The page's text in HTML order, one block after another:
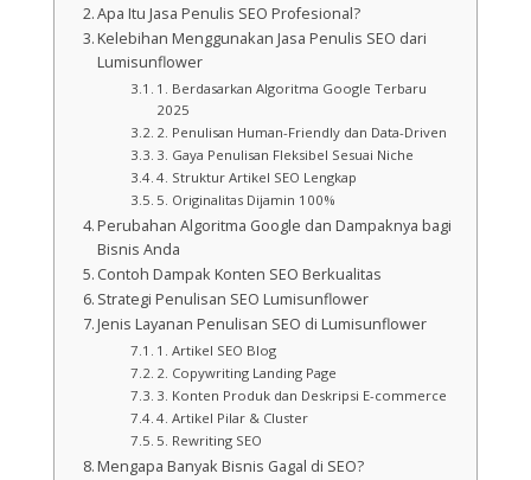
Apa Itu Jasa Penulis SEO Profesional?
Kelebihan Menggunakan Jasa Penulis SEO dari
Lumisunflower
1. Berdasarkan Algoritma Google Terbaru
2025
2. Penulisan Human-Friendly dan Data-Driven
3. Gaya Penulisan Fleksibel Sesuai Niche
4. Struktur Artikel SEO Lengkap
5. Originalitas Dijamin 100%
Perubahan Algoritma Google dan Dampaknya bagi
Bisnis Anda
Contoh Dampak Konten SEO Berkualitas
Strategi Penulisan SEO Lumisunflower
Jenis Layanan Penulisan SEO di Lumisunflower
1. Artikel SEO Blog
2. Copywriting Landing Page
3. Konten Produk dan Deskripsi E-commerce
4. Artikel Pilar & Cluster
5. Rewriting SEO
Mengapa Banyak Bisnis Gagal di SEO?